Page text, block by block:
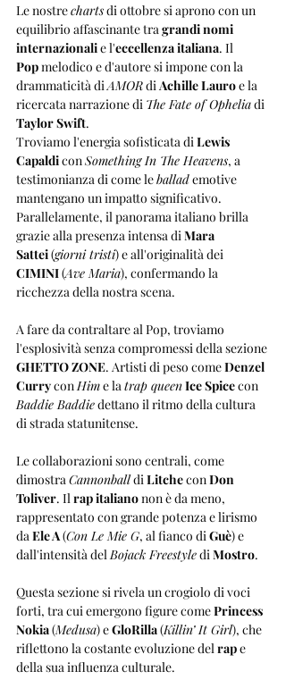
Le nostre charts di ottobre si aprono con un
equilibrio affascinante tra grandi nomi
internazionali e l'eccellenza italiana. Il
Pop melodico e d'autore si impone con la
drammaticità di AMOR di Achille Lauro e la
ricercata narrazione di The Fate of Ophelia di
Taylor Swift.
Troviamo l'energia sofisticata di Lewis
Capaldi con Something In The Heavens, a
testimonianza di come le ballad emotive
mantengano un impatto significativo.
Parallelamente, il panorama italiano brilla
grazie alla presenza intensa di Mara
Sattei (giorni tristi) e all'originalità dei
CIMINI (Ave Maria), confermando la
ricchezza della nostra scena.
A fare da contraltare al Pop, troviamo
l'esplosività senza compromessi della sezione
GHETTO ZONE. Artisti di peso come Denzel
Curry con Him e la trap queenIce Spice con
Baddie Baddie dettano il ritmo della cultura
di strada statunitense.
Le collaborazioni sono centrali, come
dimostra Cannonball di Litche con Don
Toliver. Il rap italiano non è da meno,
rappresentato con grande potenza e lirismo
da Ele A (Con Le Mie G, al fianco di Guè) e
dall'intensità del Bojack Freestyle di Mostro.
Questa sezione si rivela un crogiolo di voci
forti, tra cui emergono figure come Princess
Nokia (Medusa) e GloRilla (Killin’ It Girl), che
riflettono la costante evoluzione del rap e
della sua influenza culturale.